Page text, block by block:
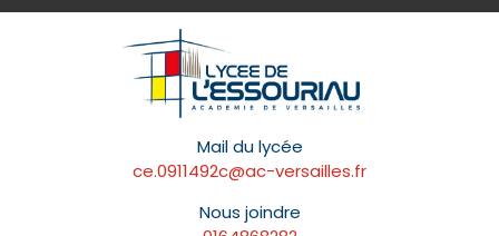
Skip
Mail du lycée
ce.0911492c@ac-versailles.fr
Nous joindre